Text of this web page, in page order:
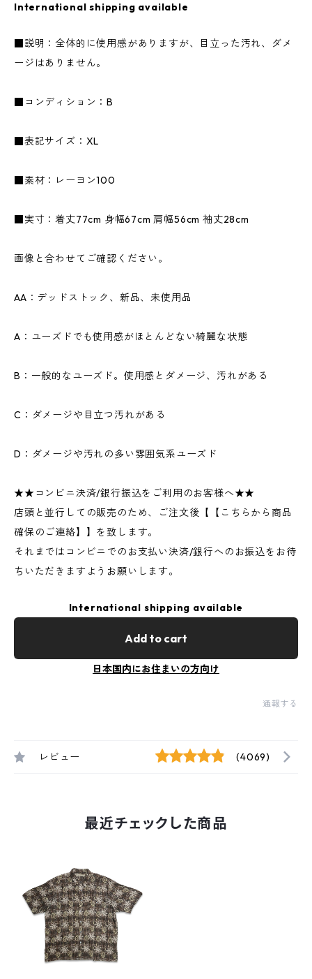
International shipping available
■説明：全体的に使用感がありますが、目立った汚れ、ダメ
ージはありません。
■コンディション：B
■表記サイズ：XL
■素材：レーヨン100
■実寸：着丈77cm 身幅67cm 肩幅56cm 袖丈28cm
画像と合わせてご確認ください。
AA：デッドストック、新品、未使用品
A：ユーズドでも使用感がほとんどない綺麗な状態
B：一般的なユーズド。使用感とダメージ、汚れがある
C：ダメージや目立つ汚れがある
D：ダメージや汚れの多い雰囲気系ユーズド
★★コンビニ決済/銀行振込をご利用のお客様へ★★
店頭と並行しての販売のため、ご注文後【【こちらから商品
確保のご連絡】】を致します。
それまではコンビニでのお支払い決済/銀行へのお振込をお待
ちいただきますようお願いします。
International shipping available
Add to cart
日本国内にお住まいの方向け
通報する
レビュー (4069)
最近チェックした商品